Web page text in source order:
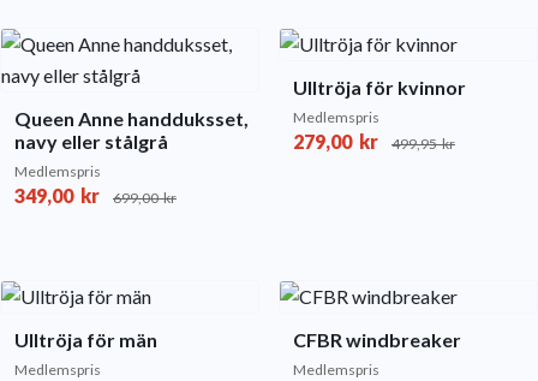
Queen Anne handduksset,
navy eller stålgrå
Medlemspris
349,00 kr 699,00kr
Ulltröja för kvinnor
Medlemspris
279,00 kr 499,95kr
Ulltröja för män
Medlemspris
CFBR windbreaker
Medlemspris